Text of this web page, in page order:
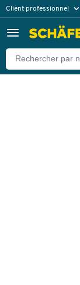
Client professionnel
Client particulier
Retour